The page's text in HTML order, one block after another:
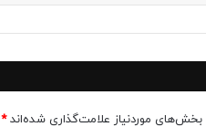
بخش‌های موردنیاز علامت‌گذاری شده‌اند*